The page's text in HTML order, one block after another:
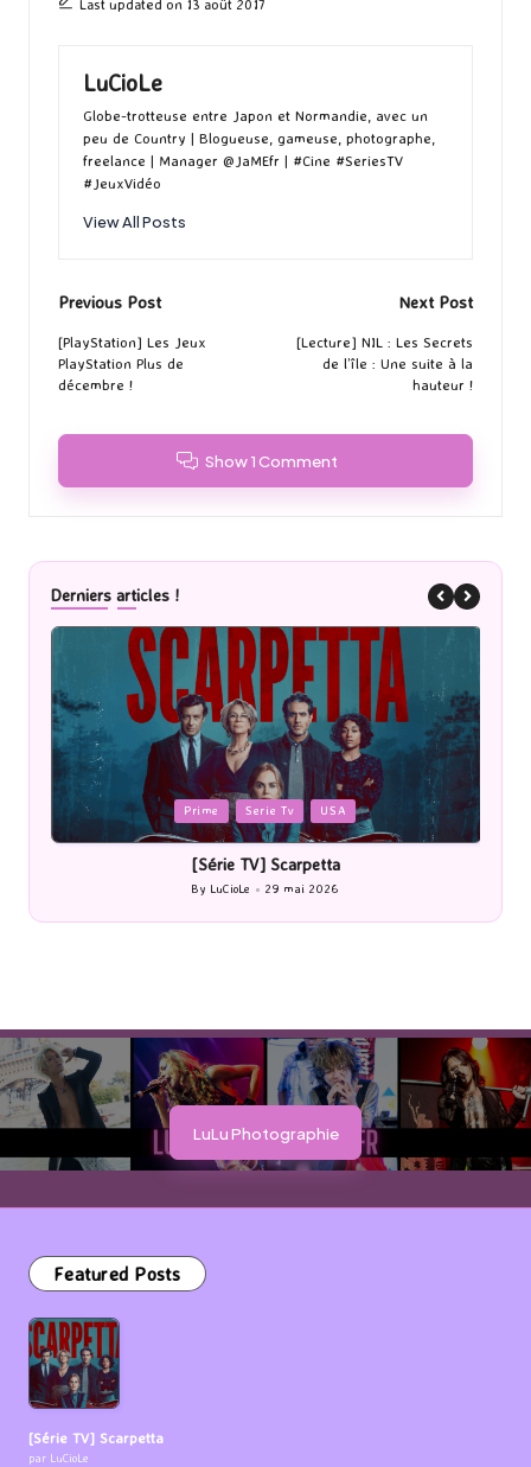
Last updated on 13 août 2017
LuCioLe
Globe-trotteuse entre Japon et Normandie, avec un
peu de Country | Blogueuse, gameuse, photographe,
freelance | Manager @JaMEfr | #Cine #SeriesTV
#JeuxVidéo
View All Posts
Post
navigation
Previous Post
[PlayStation] Les Jeux
PlayStation Plus de
décembre !
Next Post
[Lecture] NIL : Les Secrets
de l’île : Une suite à la
hauteur !
Show 1 Comment
Derniers articles !
Posted
in
Prime Serie Tv USA
[Série TV] Scarpetta
Posted
by
By LuCioLe 29 mai 2026
LuLu Photographie
Featured Posts
[Série TV] Scarpetta
par LuCioLe